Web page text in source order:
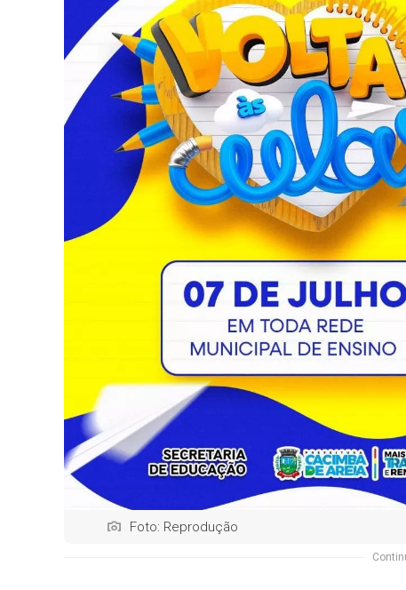
Foto: Reprodução